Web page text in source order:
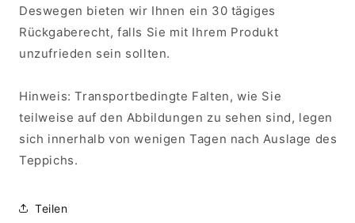
Deswegen bieten wir Ihnen ein 30 tägiges
Rückgaberecht, falls Sie mit Ihrem Produkt
unzufrieden sein sollten.
Hinweis: Transportbedingte Falten, wie Sie
teilweise auf den Abbildungen zu sehen sind, legen
sich innerhalb von wenigen Tagen nach Auslage des
Teppichs.
Teilen